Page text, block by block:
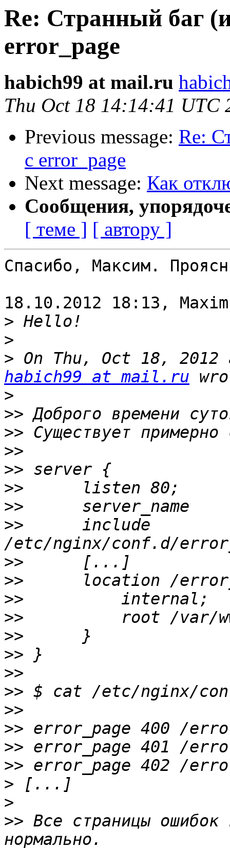
Re: Странный баг
error_page
habich99 at mail.ru
Thu Oct 18 14:14:41 UTC
Previous message: Re:
с error_page
Next message: Как
Сообщения,
[ теме ] [ автору ]
Спасибо, Максим.
18.10.2012 18:13,
>
>
>
habich99 at mail.ru
>
>>
>>
>>
>>
>>
>>
>>
      include
>>
>>
>>
>>
>>
>>
>>
>>
>>
>>
>>
>>
>
>
>> Все страницы ошибок